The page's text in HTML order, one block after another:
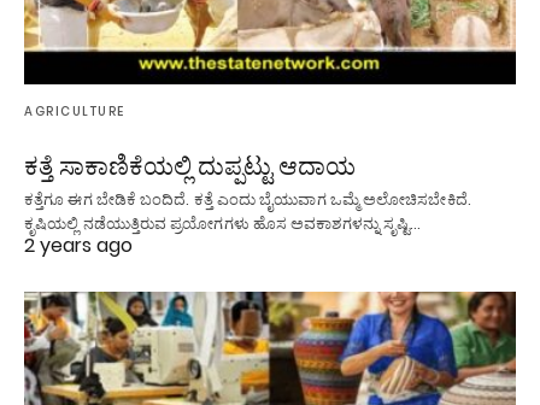
AGRICULTURE
ಕತ್ತೆ ಸಾಕಾಣಿಕೆಯಲ್ಲಿ ದುಪ್ಪಟ್ಟು ಆದಾಯ
ಕತ್ತೆಗೂ ಈಗ ಬೇಡಿಕೆ ಬಂದಿದೆ. ಕತ್ತೆ ಎಂದು ಬೈಯುವಾಗ ಒಮ್ಮೆ ಅಲೋಚಿಸಬೇಕಿದೆ.
ಕೃಷಿಯಲ್ಲಿ ನಡೆಯುತ್ತಿರುವ ಪ್ರಯೋಗಗಳು ಹೊಸ ಅವಕಾಶಗಳನ್ನು ಸೃಷ್ಟಿ…
2 years ago